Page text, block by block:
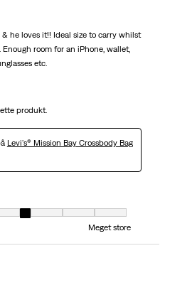
he loves it!! Ideal size to carry whilst
room for an iPhone, wallet,
etc.
produkt.
Levi's® Mission Bay Crossbody Bag
1 er lig med Meget små og 7 er lig med Meget
Meget store